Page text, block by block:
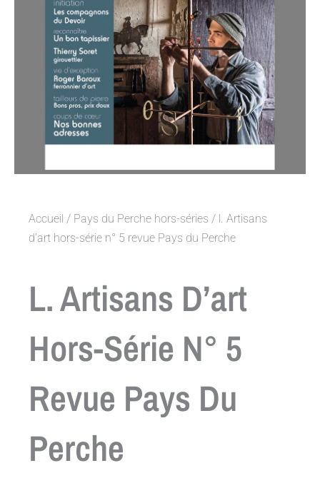
Accueil / Pays du Perche hors-séries / l. Artisans
d’art hors-série n° 5 revue Pays du Perche
L. Artisans D’art
Hors-Série N° 5
Revue Pays Du
Perche